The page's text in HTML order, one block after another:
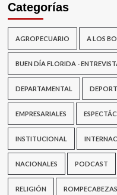
Categorías
AGROPECUARIO A LOS
BUEN DÍA FLORIDA -
DEPARTAMENTAL
EMPRESARIALES
INSTITUCIONAL
NACIONALES PODCAST
RELIGIÓN